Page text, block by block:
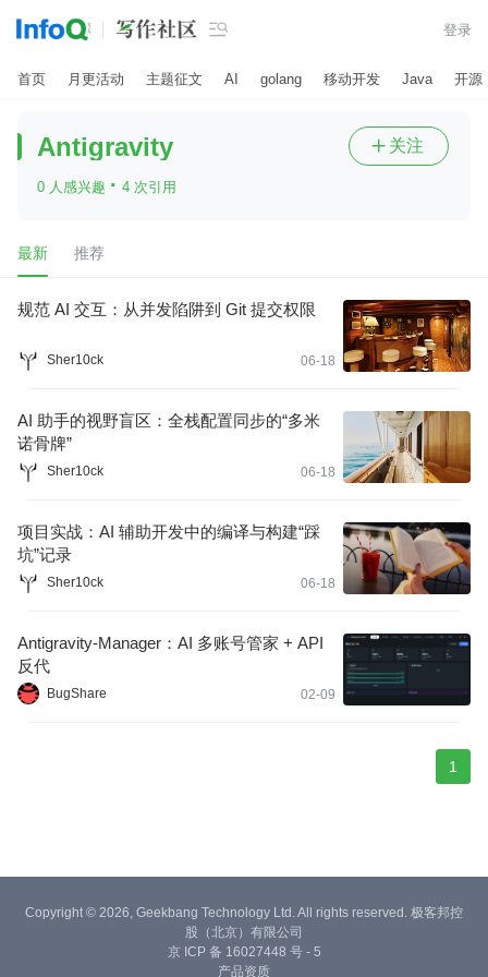
 登录
首页 月更活动 主题征文 AI golang 移动开发 Java 开源
Antigravity
0 人感兴趣 · 4 次引用
 关注
最新 推荐
规范 AI 交互：从并发陷阱到 Git 提交权限
Sher10ck 06-18
AI 助手的视野盲区：全栈配置同步的“多米
诺骨牌”
Sher10ck 06-18
项目实战：AI 辅助开发中的编译与构建“踩
坑”记录
Sher10ck 06-18
Antigravity-Manager：AI 多账号管家 + API
反代
BugShare 02-09
1
Copyright © 2026, Geekbang Technology Ltd. All rights reserved. 极客邦控
股（北京）有限公司
京 ICP 备 16027448 号 - 5
产品资质